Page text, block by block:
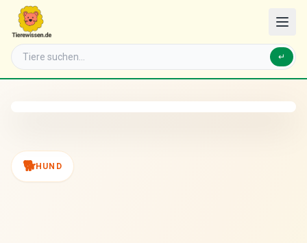
↵
🐕HUND